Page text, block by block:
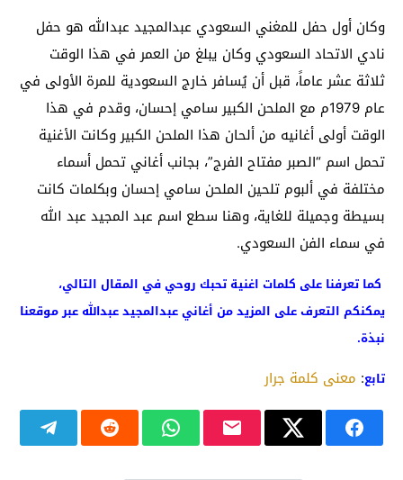
وكان أول حفل للمغني السعودي عبدالمجيد عبدالله هو حفل
نادي الاتحاد السعودي وكان يبلغ من العمر في هذا الوقت
ثلاثة عشر عاماً، قبل أن يُسافر خارج السعودية للمرة الأولى في
عام 1979م مع الملحن الكبير سامي إحسان، وقدم في هذا
الوقت أولى أغانيه من ألحان هذا الملحن الكبير وكانت الأغنية
تحمل اسم “الصبر مفتاح الفرج”، بجانب أغاني تحمل أسماء
مختلفة في ألبوم تلحين الملحن سامي إحسان وبكلمات كانت
بسيطة وجميلة للغاية، وهنا سطع اسم عبد المجيد عبد الله
في سماء الفن السعودي.
كما تعرفنا على كلمات اغنية تحبك روحي في المقال التالي،
يمكنكم التعرف على المزيد من أغاني عبدالمجيد عبدالله عبر موقعنا
نبذة.
تابع: معنى كلمة جرار